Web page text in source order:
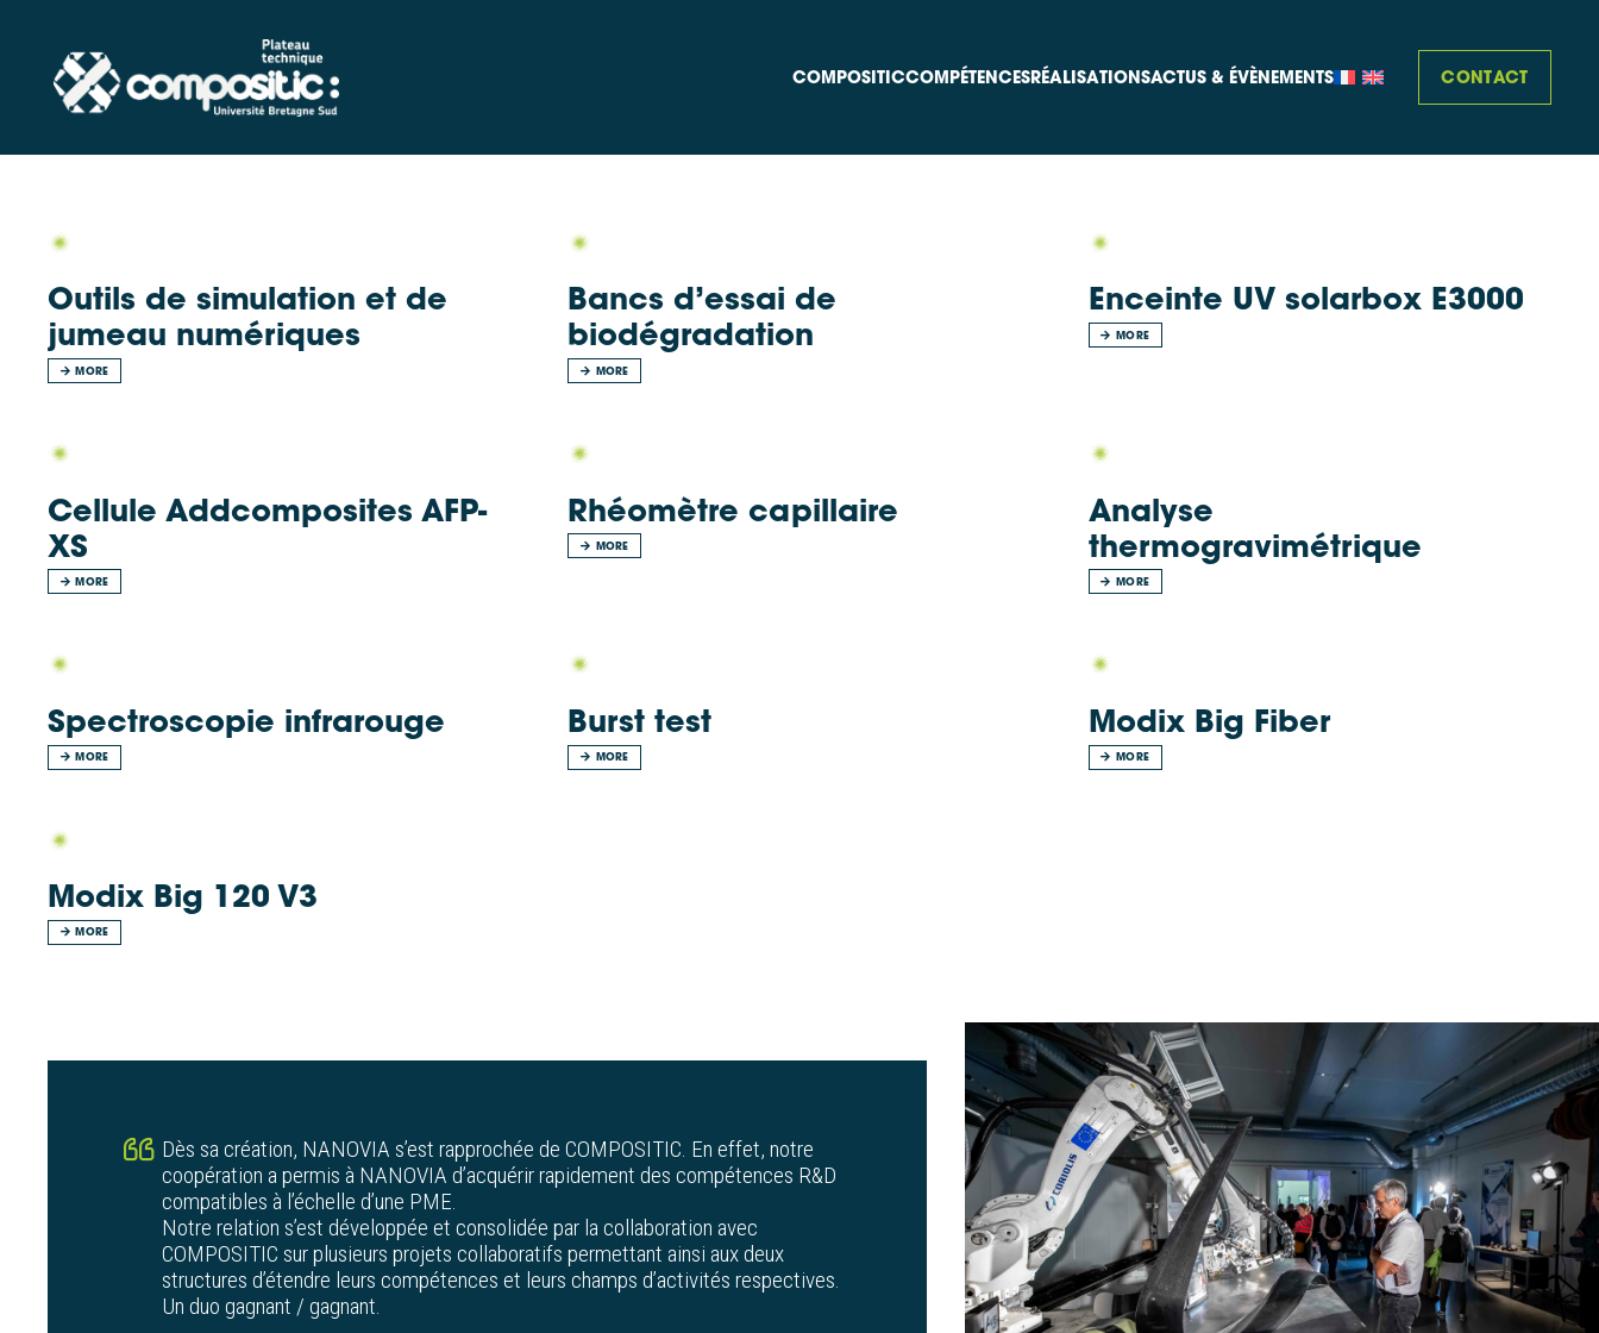
COMPOSITICCOMPÉTENCESRÉALISATIONSACTUS & ÉVÈNEMENTS CONTACT
Outils de simulation et de
jumeau numériques
MORE
Bancs d’essai de
biodégradation
MORE
Enceinte UV solarbox E3000
MORE
Cellule Addcomposites AFP-
XS
MORE
Rhéomètre capillaire
MORE
Analyse
thermogravimétrique
MORE
Spectroscopie infrarouge
MORE
Burst test
MORE
Modix Big Fiber
MORE
Modix Big 120 V3
MORE
Dès sa création, NANOVIA s’est rapprochée de COMPOSITIC. En effet, notre
coopération a permis à NANOVIA d’acquérir rapidement des compétences R&D
compatibles à l’échelle d’une PME.
Notre relation s’est développée et consolidée par la collaboration avec
COMPOSITIC sur plusieurs projets collaboratifs permettant ainsi aux deux
structures d’étendre leurs compétences et leurs champs d’activités respectives.
Un duo gagnant / gagnant.